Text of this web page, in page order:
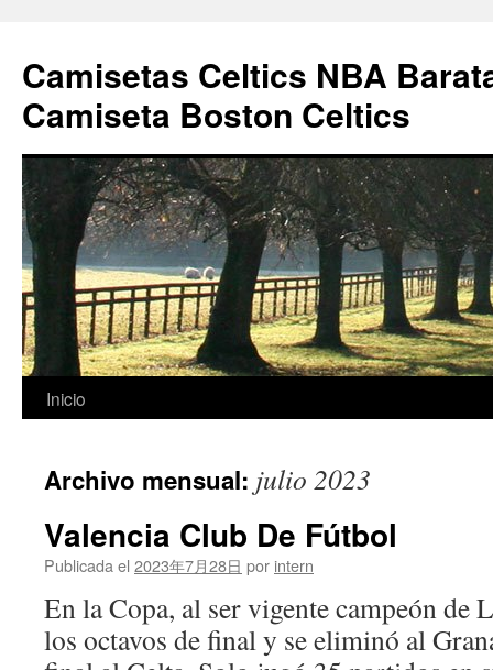
Camisetas Celtics NBA
Camiseta Boston Celtics
Saltar
contenido
Inicio
Archivo mensual: julio 2023
Valencia Club De Fútbol
Publicada el 2023年7月28日 por intern
En la Copa, al ser vigente campeón de
los octavos de final y se eliminó al